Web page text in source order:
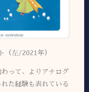
（左/2021年）
って、よりアナログ
た経験も表れている